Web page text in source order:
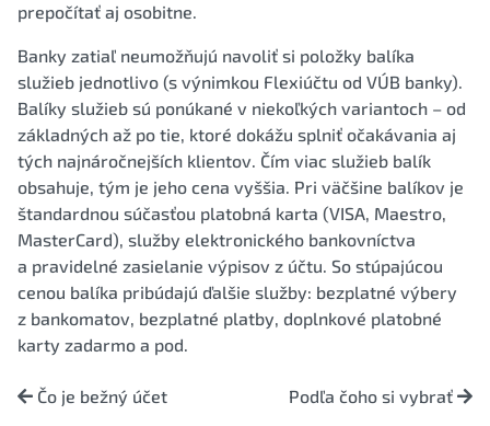
prepočítať aj osobitne.
Banky zatiaľ neumožňujú navoliť si položky balíka
služieb jednotlivo (s výnimkou Flexiúčtu od VÚB banky).
Balíky služieb sú ponúkané v niekoľkých variantoch – od
základných až po tie, ktoré dokážu splniť očakávania aj
tých najnáročnejších klientov. Čím viac služieb balík
obsahuje, tým je jeho cena vyššia. Pri väčšine balíkov je
štandardnou súčasťou platobná karta (VISA, Maestro,
MasterCard), služby elektronického bankovníctva
a pravidelné zasielanie výpisov z účtu. So stúpajúcou
cenou balíka pribúdajú ďalšie služby: bezplatné výbery
z bankomatov, bezplatné platby, doplnkové platobné
karty zadarmo a pod.
Čo je bežný účet Podľa čoho si vybrať